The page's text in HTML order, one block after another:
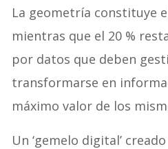
La geometría constituye
mientras que el 20 %
por datos que deben
transformarse en
máximo valor de los
Un ‘gemelo digital’